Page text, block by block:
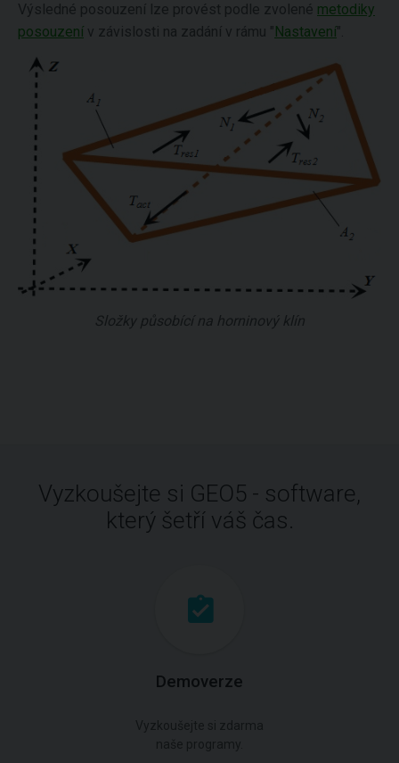
Výsledné posouzení lze provést podle zvolené metodiky
posouzení v závislosti na zadání v rámu "Nastavení".
Složky působící na horninový klín
Vyzkoušejte si GEO5 - software,
který šetří váš čas.
Demoverze